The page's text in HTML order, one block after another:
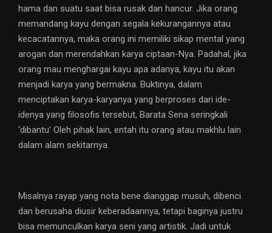
hama dan suatu saat bisa rusak dan hancur. Jika orang
memandang kayu dengan segala kekurangannya atau
kecacatannya, maka orang ini memiliki sikap mental yang
arogan dan merendahkan karya ciptaan-Nya. Padahal, jika
orang mau menghargai kayu apa adanya, kayu itu akan
menjadi karya yang bermakna. Buktinya, dalam
menciptakan karya-karyanya yang berproses dari ide-
idenya yang filosofis tersebut, Barata Sena seringkali
‘dibantu’ Oleh pihak lain, entah itu orang atau makhlu lain
dalam alam sekitarnya.
Misalnya rayap yang nota bene dianggap musuh, dibenci
dan berusaha diusir keberadaannya, tetapi baginya justru
bisa memunculkan karya seni yang artistik. Jadi untuk